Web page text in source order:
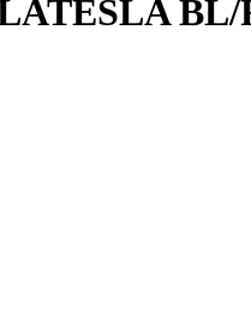
BL/